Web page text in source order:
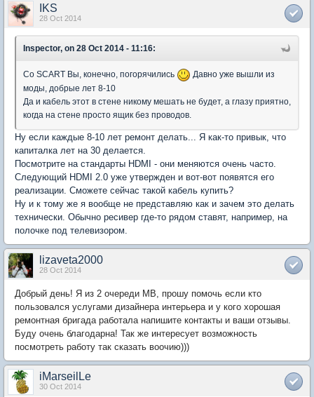
IKS
28 Oct 2014
Inspector, on 28 Oct 2014 - 11:16:
Со SCART Вы, конечно, погорячились
Давно уже вышли из
моды, добрые лет 8-10
Да и кабель этот в стене никому мешать не будет, а глазу приятно,
когда на стене просто ящик без проводов.
Ну если каждые 8-10 лет ремонт делать... Я как-то привык, что
капиталка лет на 30 делается.
Посмотрите на стандарты HDMI - они меняются очень часто.
Следующий HDMI 2.0 уже утвержден и вот-вот появятся его
реализации. Сможете сейчас такой кабель купить?
Ну и к тому же я вообще не представляю как и зачем это делать
технически. Обычно ресивер где-то рядом ставят, например, на
полочке под телевизором.
lizaveta2000
28 Oct 2014
Добрый день! Я из 2 очереди МВ, прошу помочь если кто
пользовался услугами дизайнера интерьера и у кого хорошая
ремонтная бригада работала напишите контакты и ваши отзывы.
Буду очень благодарна! Так же интересует возможность
посмотреть работу так сказать воочию)))
iMarseilLe
30 Oct 2014